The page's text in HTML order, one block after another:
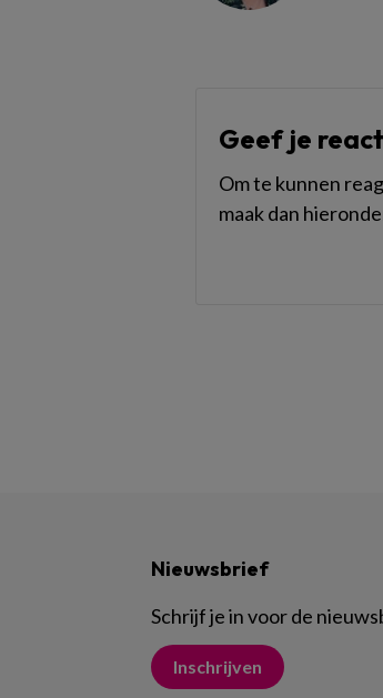
Geef je
Om te kunnen
maak dan
Nieuwsbrief
Schrijf je in voor de
Inschrijven